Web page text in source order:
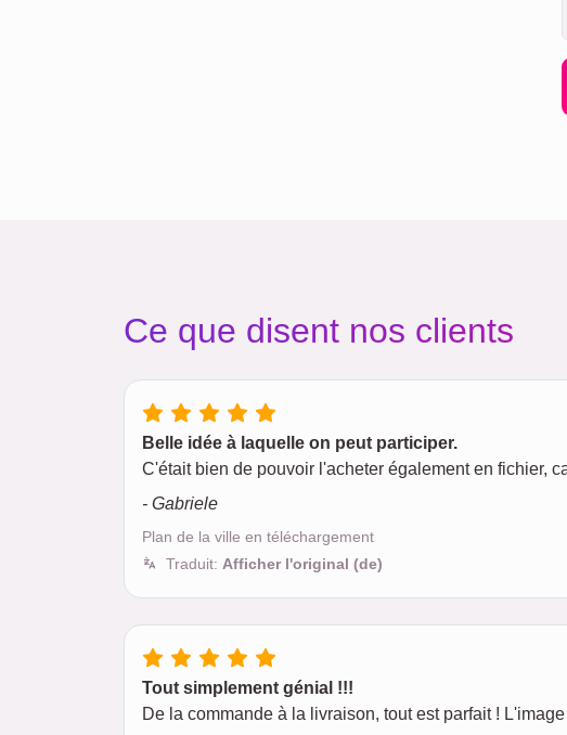
Ce que disent nos clients
Belle idée à laquelle on peut participer.
C'était bien de pouvoir l'acheter également en fichier,
- Gabriele
Plan de la ville en téléchargement
Traduit: Afficher l'original (de)
Tout simplement génial !!!
De la commande à la livraison, tout est parfait !